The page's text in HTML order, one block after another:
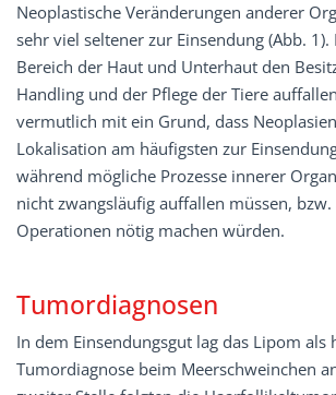
Neoplastische Veränderungen anderer
sehr viel seltener zur Einsendung (Abb.
Bereich der Haut und Unterhaut den
Handling und der Pflege der Tiere
vermutlich mit ein Grund, dass
Lokalisation am häufigsten zur
während mögliche Prozesse innerer
nicht zwangsläufig auffallen müssen,
Operationen nötig machen würden.
Tumordiagnosen
In dem Einsendungsgut lag das Lipom als
Tumordiagnose beim Meerschweinchen